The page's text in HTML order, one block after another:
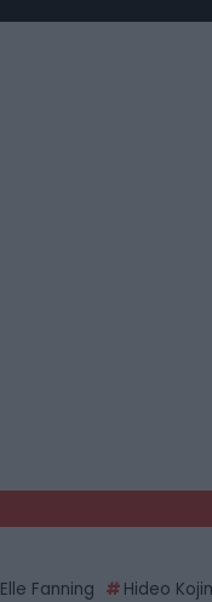
Elle Fanning
Hideo